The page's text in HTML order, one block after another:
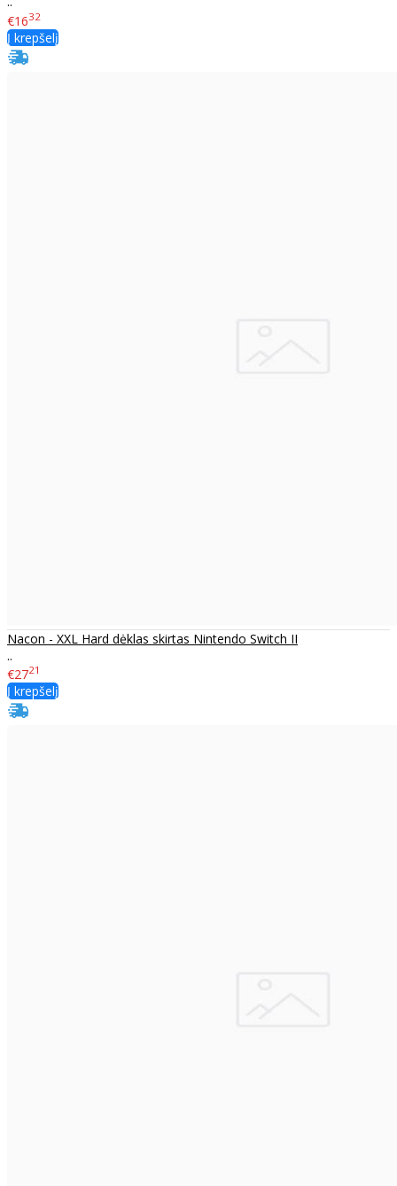
€1632
Į krepšelį
Nacon - XXL Hard dėklas skirtas Nintendo Switch II
..
€2721
Į krepšelį